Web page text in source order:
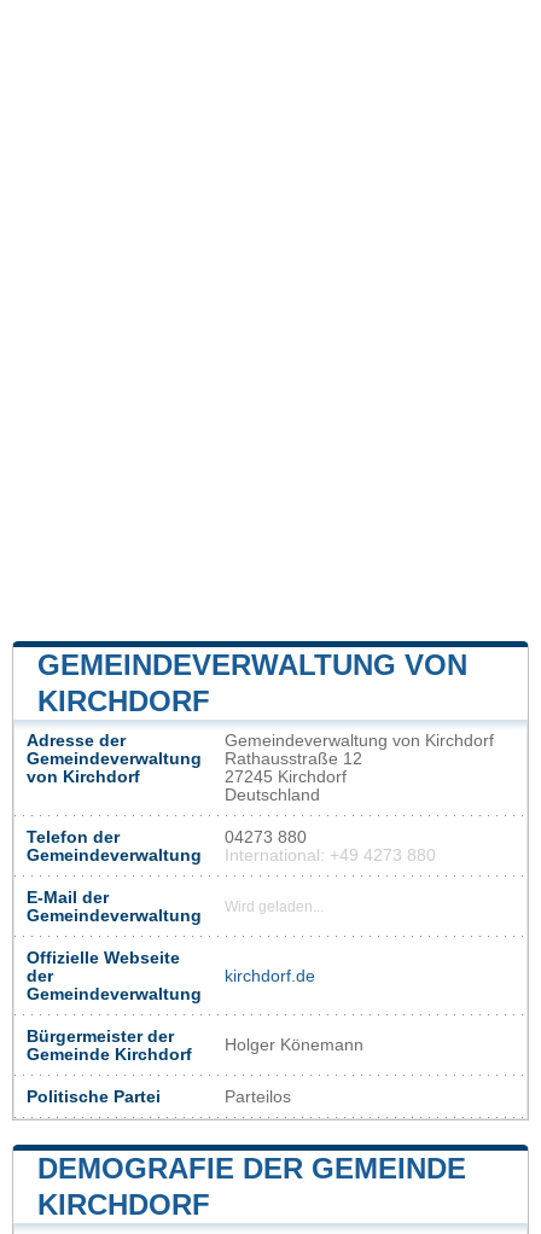
GEMEINDEVERWALTUNG VON
KIRCHDORF
Adresse der
Gemeindeverwaltung
von Kirchdorf
Gemeindeverwaltung von Kirchdorf
Rathausstraße 12
27245 Kirchdorf
Deutschland
Telefon der
Gemeindeverwaltung
04273 880
International: +49 4273 880
E-Mail der
Gemeindeverwaltung
Wird geladen...
Offizielle Webseite
der
Gemeindeverwaltung
kirchdorf.de
Bürgermeister der
Gemeinde Kirchdorf
Holger Könemann
Politische Partei Parteilos
DEMOGRAFIE DER GEMEINDE
KIRCHDORF